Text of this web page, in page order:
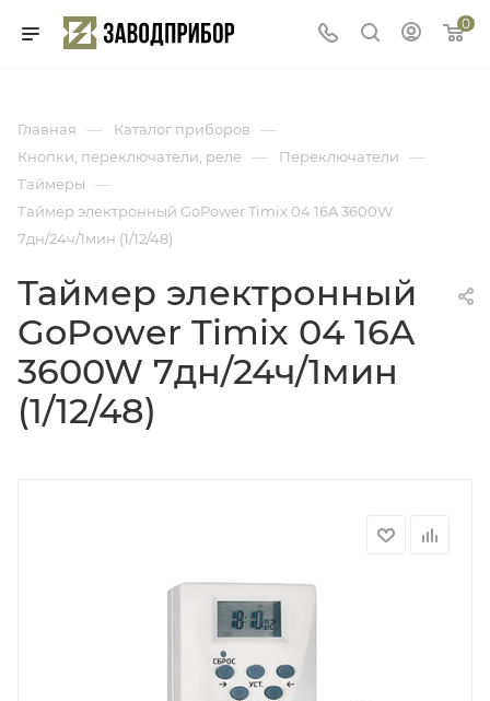
0
Главная — Каталог приборов —
Кнопки, переключатели, реле — Переключатели —
Таймеры —
Таймер электронный GoPower Timix 04 16A 3600W
7дн/24ч/1мин (1/12/48)
Таймер электронный
GoPower Timix 04 16A
3600W 7дн/24ч/1мин
(1/12/48)